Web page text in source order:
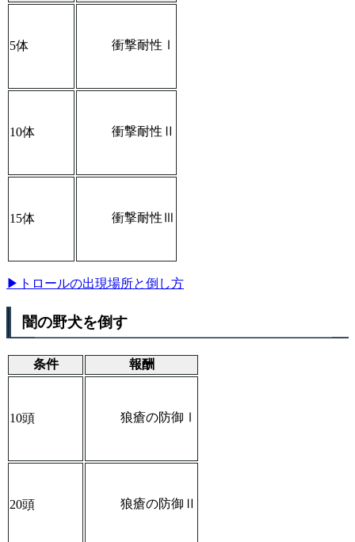
5体 衝撃耐性Ⅰ
10体 衝撃耐性Ⅱ
15体 衝撃耐性Ⅲ
▶トロールの出現場所と倒し方
闇の野犬を倒す
条件 報酬
10頭 狼瘡の防御Ⅰ
20頭 狼瘡の防御Ⅱ